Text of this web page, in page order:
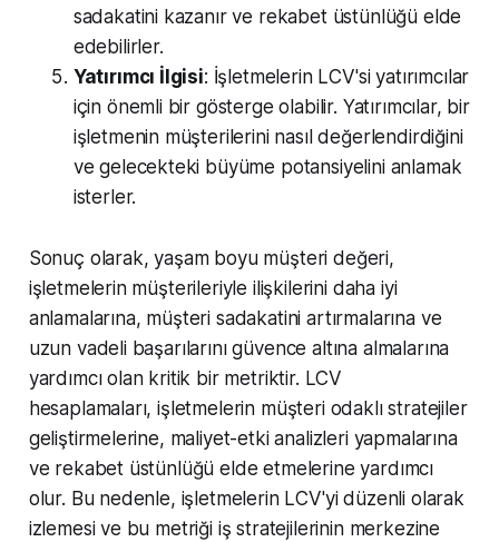
sadakatini kazanır ve rekabet üstünlüğü elde
edebilirler.
Yatırımcı İlgisi: İşletmelerin LCV'si yatırımcılar
için önemli bir gösterge olabilir. Yatırımcılar, bir
işletmenin müşterilerini nasıl değerlendirdiğini
ve gelecekteki büyüme potansiyelini anlamak
isterler.
Sonuç olarak, yaşam boyu müşteri değeri,
işletmelerin müşterileriyle ilişkilerini daha iyi
anlamalarına, müşteri sadakatini artırmalarına ve
uzun vadeli başarılarını güvence altına almalarına
yardımcı olan kritik bir metriktir. LCV
hesaplamaları, işletmelerin müşteri odaklı stratejiler
geliştirmelerine, maliyet-etki analizleri yapmalarına
ve rekabet üstünlüğü elde etmelerine yardımcı
olur. Bu nedenle, işletmelerin LCV'yi düzenli olarak
izlemesi ve bu metriği iş stratejilerinin merkezine